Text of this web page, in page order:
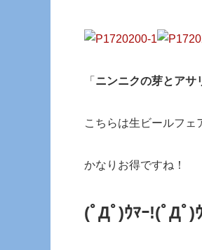
「 ニンニクの芽とアサ
こちらは生ビールフェ
かなりお得ですね！
(ﾟДﾟ)ｳﾏｰ!(ﾟДﾟ)